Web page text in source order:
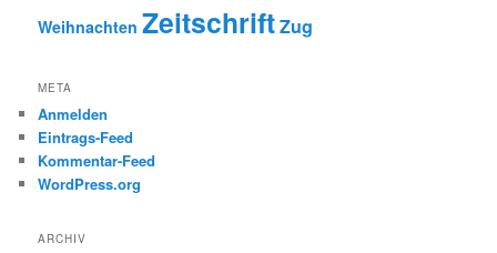
Weihnachten ZeitschriftZug
META
Anmelden
Eintrags-Feed
Kommentar-Feed
WordPress.org
ARCHIV